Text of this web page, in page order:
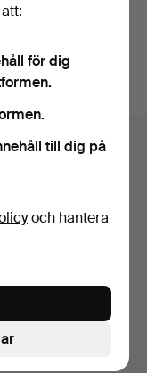
för dig
till dig på
och hantera